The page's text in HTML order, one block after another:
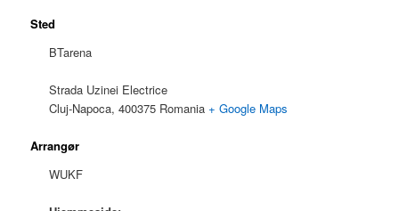
Sted
BTarena
Strada Uzinei Electrice
Cluj-Napoca, 400375 Romania + Google Maps
Arrangør
WUKF